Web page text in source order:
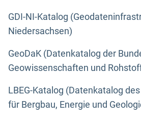
GDI-NI-Katalog
Niedersachsen)
GeoDaK (Datenkatalog der
Geowissenschaften und
LBEG-Katalog (Datenkatalog
für Bergbau, Energie und